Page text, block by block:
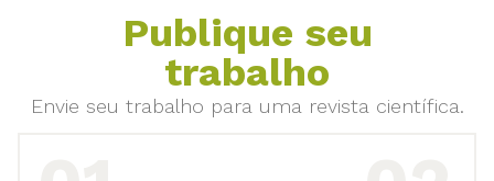
Publique seu
trabalho
Envie seu trabalho para uma revista científica.